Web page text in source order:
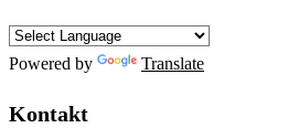
Powered by Translate
Kontakt